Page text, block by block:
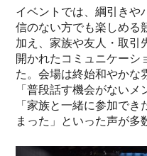
イベントでは、綱引きや
信のない方でも楽しめる
加え、家族や友人・取引
開かれたコミュニケーシ
た。会場は終始和やかな
「普段話す機会がないメ
「家族と一緒に参加で
まった」といった声が多